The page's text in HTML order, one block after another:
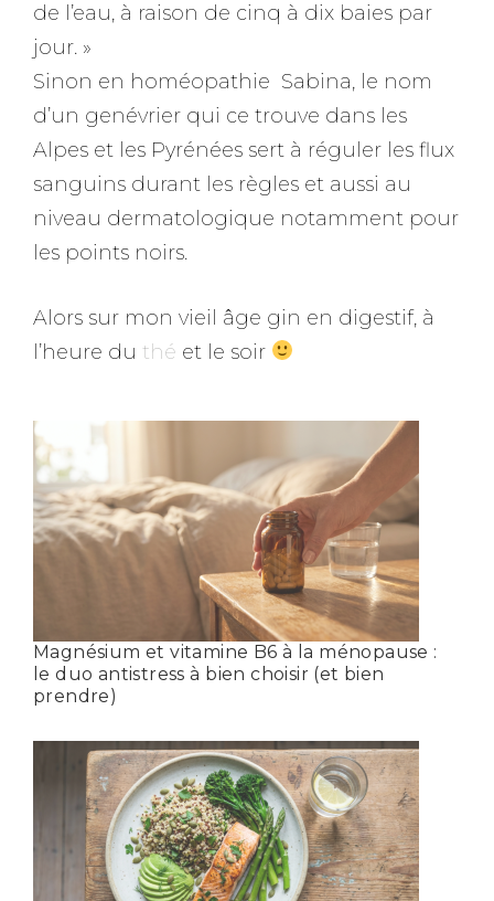
de l’eau, à raison de cinq à dix baies par
jour. »
Sinon en homéopathie Sabina, le nom
d’un genévrier qui ce trouve dans les
Alpes et les Pyrénées sert à réguler les flux
sanguins durant les règles et aussi au
niveau dermatologique notamment pour
les points noirs.
Alors sur mon vieil âge gin en digestif, à
l’heure du thé et le soir
Magnésium et vitamine B6 à la ménopause :
le duo antistress à bien choisir (et bien
prendre)